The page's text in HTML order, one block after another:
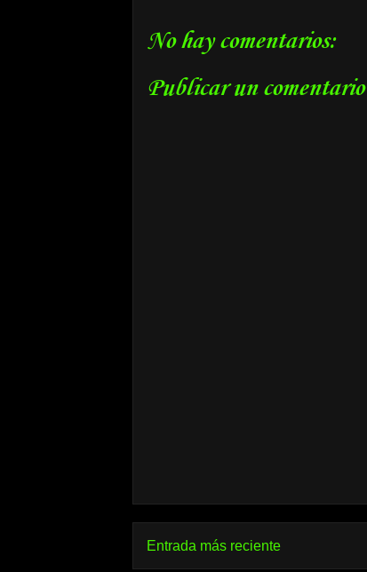
No hay comentarios:
Publicar un comentario
Entrada más reciente